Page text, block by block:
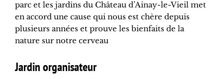
parc et les jardins du Château d’Ainay-le-Vieil met
en accord une cause qui nous est chère depuis
plusieurs années et prouve les bienfaits de la
nature sur notre cerveau
Jardin organisateur